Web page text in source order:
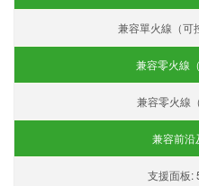
兼容單火線（可
兼容零火線
兼容零火線
兼容前沿
支援面板: